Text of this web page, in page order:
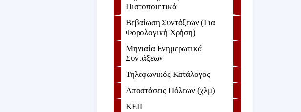
Πιστοποιητικά
Βεβαίωση Συντάξεων (Για
Φορολογική Χρήση)
Μηνιαία Ενημερωτικά
Συντάξεων
Τηλεφωνικός Κατάλογος
Αποστάσεις Πόλεων (χλμ)
ΚΕΠ